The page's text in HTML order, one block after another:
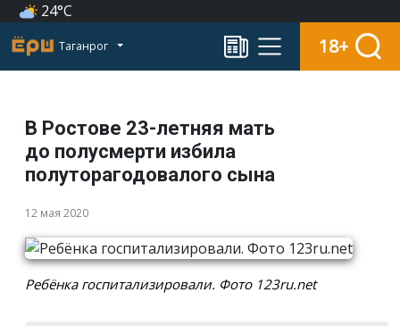
24°C
Таганрог 18+
В Ростове 23-летняя мать
до полусмерти избила
полуторагодовалого сына
12 мая 2020
Ребёнка госпитализировали. Фото 123ru.net